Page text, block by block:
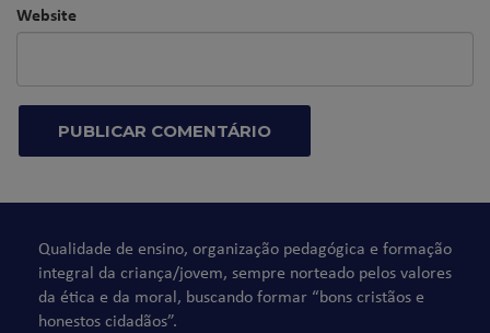
Website
Qualidade de ensino, organização pedagógica e formação
integral da criança/jovem, sempre norteado pelos valores
da ética e da moral, buscando formar “bons cristãos e
honestos cidadãos”.